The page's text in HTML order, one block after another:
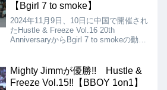
【Bgirl 7 to smoke】
2024年11月9日、10日に中国で開催され
たHustle & Freeze Vol.16 20th
AnniversaryからBgirl 7 to smokeの動画
Rock、Kitty、Starryなどの8人。
Mighty Jimmが優勝!! Hustle &
Freeze Vol.15!!【BBOY 1on1】